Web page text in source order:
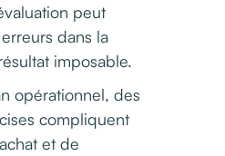
peut
dans la
imposable.
opérationnel, des
compliquent
et de